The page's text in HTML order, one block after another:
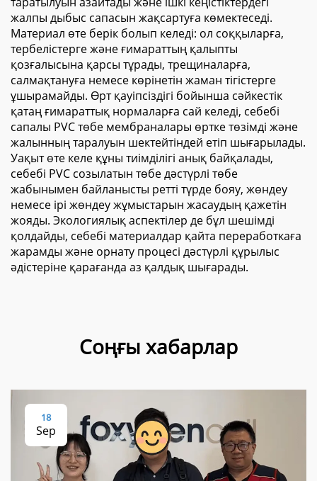
жалпы дыбыс сапасын жақсартуға көмектеседі.
Материал өте берік болып келеді: ол соққыларға,
тербелістерге және ғимараттың қалыпты
қозғалысына қарсы тұрады, трещиналарға,
салмақтануға немесе көрінетін жаман тігістерге
ұшырамайды. Өрт қауіпсіздігі бойынша сәйкестік
қатаң ғимараттық нормаларға сай келеді, себебі
сапалы PVC төбе мембраналары өртке төзімді және
жалынның таралуын шектейтіндей етіп шығарылады.
Уақыт өте келе құны тиімділігі анық байқалады,
себебі PVC созылатын төбе дәстүрлі төбе
жабынымен байланысты ретті түрде бояу, жөндеу
немесе ірі жөндеу жұмыстарын жасаудың қажетін
жояды. Экологиялық аспектілер де бұл шешімді
қолдайды, себебі материалдар қайта переработкаға
жарамды және орнату процесі дәстүрлі құрылыс
әдістеріне қарағанда аз қалдық шығарады.
Соңғы хабарлар
18
Sep